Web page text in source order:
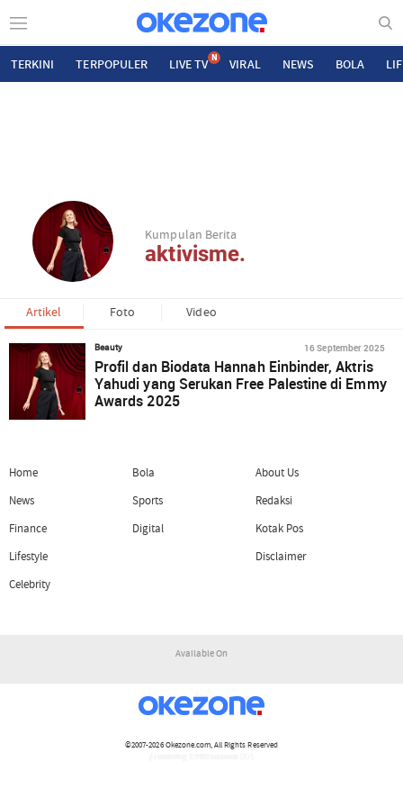
TERKINI TERPOPULER LIVE TV N VIRAL NEWS BOLA
Kumpulan Berita
aktivisme.
Artikel Foto Video
Beauty 16 September 2025
Profil dan Biodata Hannah Einbinder, Aktris
Yahudi yang Serukan Free Palestine di Emmy
Awards 2025
Home
News
Finance
Lifestyle
Celebrity
Bola
Sports
Digital
About Us
Redaksi
Kotak Pos
Disclaimer
Available On
©2007-2026Okezone.com, All Rights Reserved